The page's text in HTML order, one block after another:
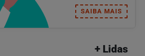
SAIBA MAIS
+ Lidas